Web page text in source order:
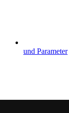
und Parameter